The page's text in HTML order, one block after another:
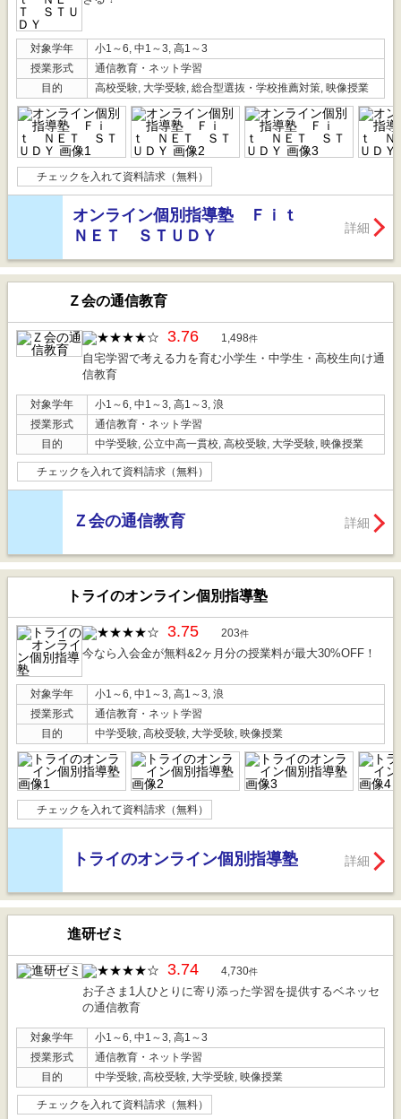
対象学年
小1～6, 中1～3, 高1～3
授業形式
通信教育・ネット学習
目的
高校受験, 大学受験, 総合型選抜・学校推薦対策, 映像授業
チェックを入れて資料請求（無料）
オンライン個別指導塾 Ｆｉｔ
ＮＥＴ ＳＴＵＤＹ
詳細
Ｚ会の通信教育
3.76 1,498件
自宅学習で考える力を育む小学生・中学生・高校生向け通
信教育
対象学年
小1～6, 中1～3, 高1～3, 浪
授業形式
通信教育・ネット学習
目的
中学受験, 公立中高一貫校, 高校受験, 大学受験, 映像授業
チェックを入れて資料請求（無料）
Ｚ会の通信教育 詳細
トライのオンライン個別指導塾
3.75 203件
今なら入会金が無料&2ヶ月分の授業料が最大30%OFF！
対象学年
小1～6, 中1～3, 高1～3, 浪
授業形式
通信教育・ネット学習
目的
中学受験, 高校受験, 大学受験, 映像授業
チェックを入れて資料請求（無料）
トライのオンライン個別指導塾 詳細
進研ゼミ
3.74 4,730件
お子さま1人ひとりに寄り添った学習を提供するベネッセ
の通信教育
対象学年
小1～6, 中1～3, 高1～3
授業形式
通信教育・ネット学習
目的
中学受験, 高校受験, 大学受験, 映像授業
チェックを入れて資料請求（無料）